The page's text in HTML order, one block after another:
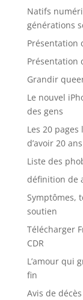
Natifs
générations
Présentation
Présentation
Grandir
Le nouvel
des gens
Les 20
d’avoir 20 ans
Liste des
définition de
Symptômes,
soutien
Télécharger
CDR
L’amour qui
fin
Avis de